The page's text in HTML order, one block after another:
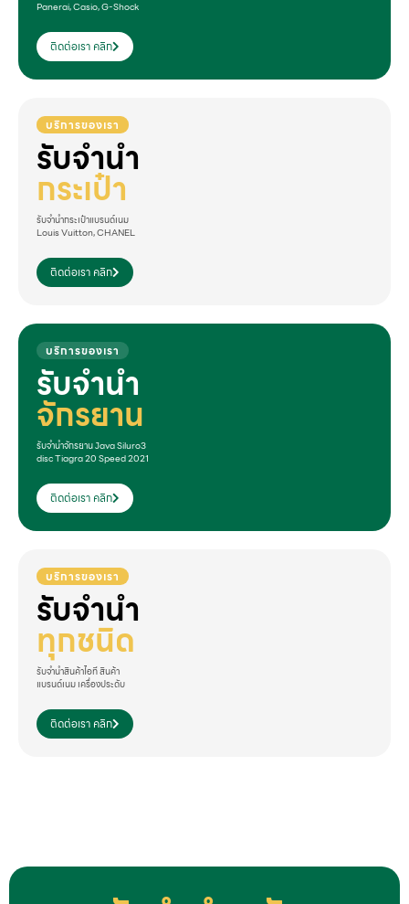
Panerai, Casio, G-Shock
ติดต่อเรา คลิก
บริการของเรา
รับจำนำ
กระเป๋า
รับจำนำกระเป๋าแบรนด์เนม
Louis Vuitton, CHANEL
ติดต่อเรา คลิก
บริการของเรา
รับจำนำ
จักรยาน
รับจำนำจักรยาน Java Siluro3
disc Tiagra 20 Speed 2021
ติดต่อเรา คลิก
บริการของเรา
รับจำนำ
ทุกชนิด
รับจำนำสินค้าไอที สินค้า
แบรนด์เนม เครื่องประดับ
ติดต่อเรา คลิก